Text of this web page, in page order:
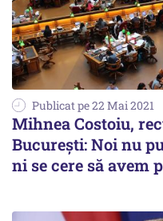
Publicat pe 22 Mai 2021
Mihnea Costoiu,
București: Noi nu
ni se cere să avem